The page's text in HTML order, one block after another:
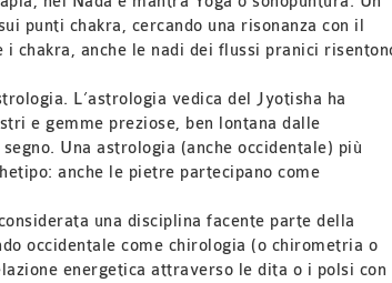
punti chakra, cercando una risonanza con il
anche le nadi dei flussi pranici
L’astrologia vedica del Jyotisha ha
e gemme preziose, ben lontana dalle
Una astrologia (anche occidentale) più
anche le pietre partecipano come
una disciplina facente parte della
occidentale come chirologia (o chirometria o
energetica attraverso le dita o i polsi con